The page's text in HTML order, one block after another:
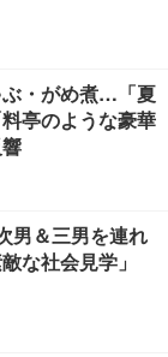
・がめ煮…「夏
亭のような豪華
男＆三男を連れ
な社会見学」